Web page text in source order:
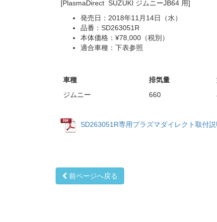
[PlasmaDirect SUZUKI ジムニーJB64 用]
発売日：2018年11月14日（水）
品番：SD263051R
本体価格：¥78,000（税別）
適合車種：下表参照
車種 排気量
ジムニー
660
SD263051R専用プラズマダイレクト取付
前ページへ戻る